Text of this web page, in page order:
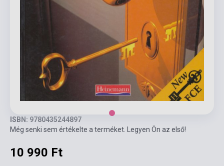
ISBN: 9780435244897
Még senki sem értékelte a terméket. Legyen Ön az első!
10 990 Ft